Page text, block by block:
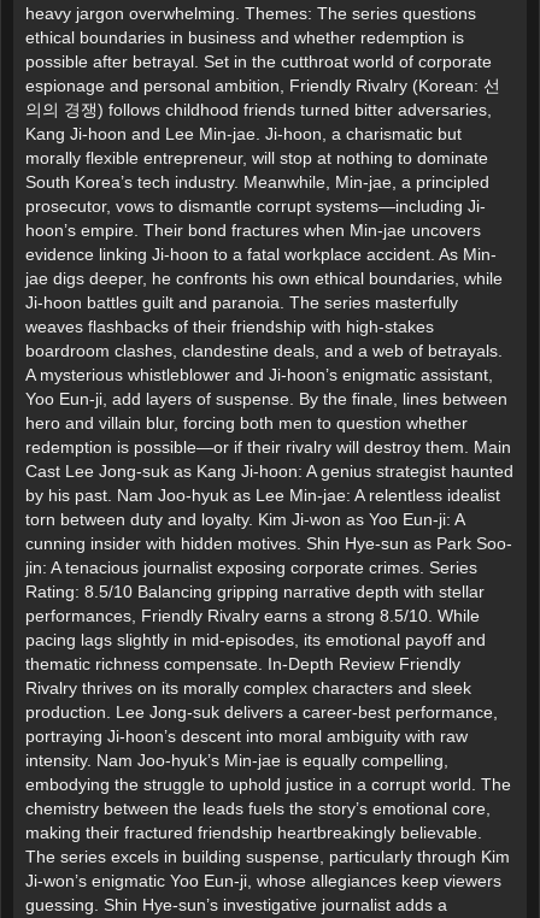
heavy jargon overwhelming. Themes: The series questions
ethical boundaries in business and whether redemption is
possible after betrayal. Set in the cutthroat world of corporate
espionage and personal ambition, Friendly Rivalry (Korean: 선
의의 경쟁) follows childhood friends turned bitter adversaries,
Kang Ji-hoon and Lee Min-jae. Ji-hoon, a charismatic but
morally flexible entrepreneur, will stop at nothing to dominate
South Korea’s tech industry. Meanwhile, Min-jae, a principled
prosecutor, vows to dismantle corrupt systems—including Ji-
hoon’s empire. Their bond fractures when Min-jae uncovers
evidence linking Ji-hoon to a fatal workplace accident. As Min-
jae digs deeper, he confronts his own ethical boundaries, while
Ji-hoon battles guilt and paranoia. The series masterfully
weaves flashbacks of their friendship with high-stakes
boardroom clashes, clandestine deals, and a web of betrayals.
A mysterious whistleblower and Ji-hoon’s enigmatic assistant,
Yoo Eun-ji, add layers of suspense. By the finale, lines between
hero and villain blur, forcing both men to question whether
redemption is possible—or if their rivalry will destroy them. Main
Cast Lee Jong-suk as Kang Ji-hoon: A genius strategist haunted
by his past. Nam Joo-hyuk as Lee Min-jae: A relentless idealist
torn between duty and loyalty. Kim Ji-won as Yoo Eun-ji: A
cunning insider with hidden motives. Shin Hye-sun as Park Soo-
jin: A tenacious journalist exposing corporate crimes. Series
Rating: 8.5/10 Balancing gripping narrative depth with stellar
performances, Friendly Rivalry earns a strong 8.5/10. While
pacing lags slightly in mid-episodes, its emotional payoff and
thematic richness compensate. In-Depth Review Friendly
Rivalry thrives on its morally complex characters and sleek
production. Lee Jong-suk delivers a career-best performance,
portraying Ji-hoon’s descent into moral ambiguity with raw
intensity. Nam Joo-hyuk’s Min-jae is equally compelling,
embodying the struggle to uphold justice in a corrupt world. The
chemistry between the leads fuels the story’s emotional core,
making their fractured friendship heartbreakingly believable.
The series excels in building suspense, particularly through Kim
Ji-won’s enigmatic Yoo Eun-ji, whose allegiances keep viewers
guessing. Shin Hye-sun’s investigative journalist adds a